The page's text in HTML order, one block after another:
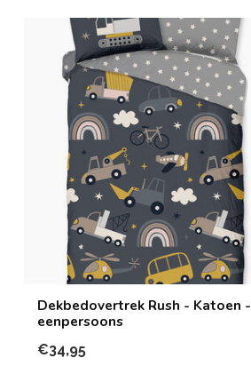
Dekbedovertrek Rush - Katoen -
eenpersoons
€34,95